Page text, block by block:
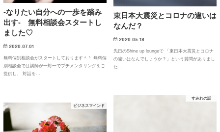
-なりたい自分への一歩を踏み
出す- 無料相談会スタートし
ました♡
2020.07.01
無料個別相談会がスタートしております＾＾ 無料個
別相談会では講師が一対一でプチメンタリングをご
提供し、 対話を…
東日本大震災とコロナの違いは
なんだ？
2020.05.18
先日のShine up loungeで 「東日本大震災とコロナ
の違いはなんでしょうか？」という質問がありまし
た…
すみれの話
ビジネスマインド